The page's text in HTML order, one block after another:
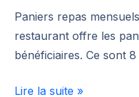
Paniers repas
restaurant offre les
bénéficiaires. Ce sont
Paniers
Lire la suite »